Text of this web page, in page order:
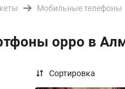
Мобильные телефоны
oppo в
Сортировка